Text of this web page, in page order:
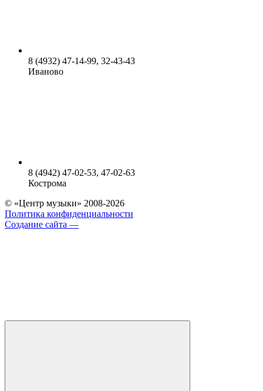
8 (4932) 47-14-99, 32-43-43
Иваново
8 (4942) 47-02-53, 47-02-63
Кострома
© «Центр музыки» 2008-2026
Политика конфиденциальности
Создание сайта —